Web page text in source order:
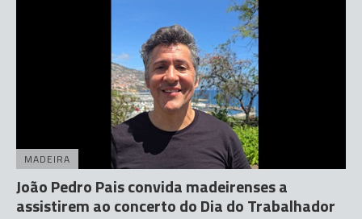
MADEIRA
João Pedro Pais convida madeirenses a
assistirem ao concerto do Dia do Trabalhador